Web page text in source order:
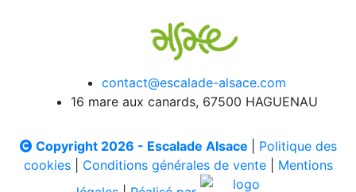
contact@escalade-alsace.com
16 mare aux canards, 67500 HAGUENAU
Copyright 2026 - Escalade Alsace
Politique des
cookies| Conditions générales de vente| Mentions